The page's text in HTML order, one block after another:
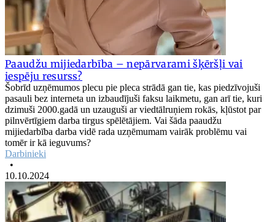
Paaudžu mijiedarbība – nepārvarami šķēršļi vai
iespēju resurss?
Šobrīd uzņēmumos plecu pie pleca strādā gan tie, kas piedzīvojuši
pasauli bez interneta un izbaudījuši faksu laikmetu, gan arī tie, kuri
dzimuši 2000.gadā un uzauguši ar viedtālruņiem rokās, kļūstot par
pilnvērtīgiem darba tirgus spēlētājiem. Vai šāda paaudžu
mijiedarbība darba vidē rada uzņēmumam vairāk problēmu vai
tomēr ir kā ieguvums?
Darbinieki
•
10.10.2024